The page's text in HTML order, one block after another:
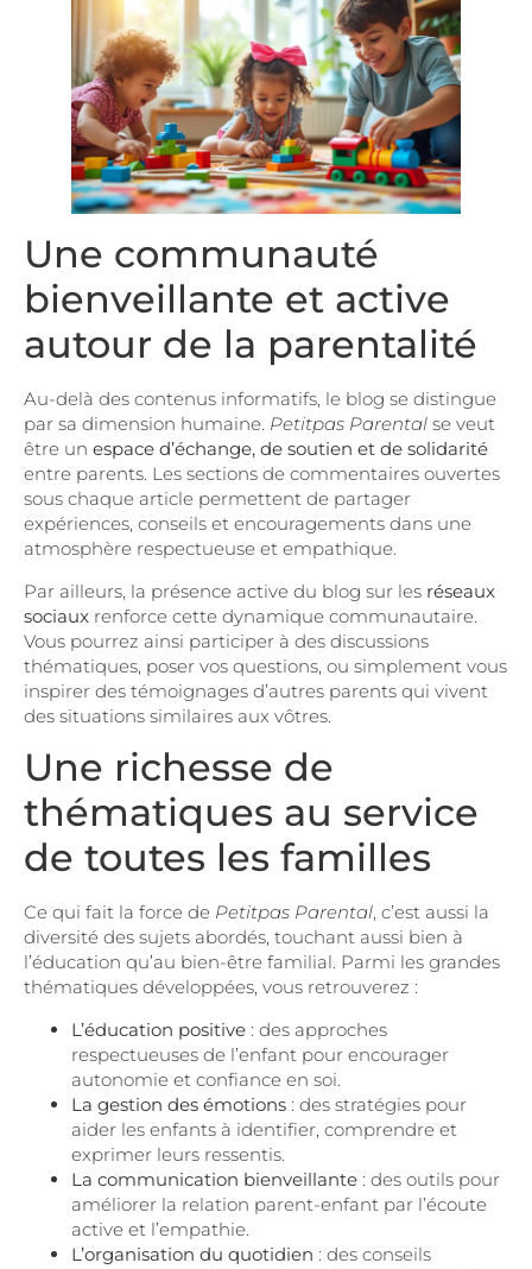
Une communauté
bienveillante et active
autour de la parentalité
Au-delà des contenus informatifs, le blog se distingue
par sa dimension humaine. Petitpas Parental se veut
être un espace d’échange, de soutien et de solidarité
entre parents. Les sections de commentaires ouvertes
sous chaque article permettent de partager
expériences, conseils et encouragements dans une
atmosphère respectueuse et empathique.
Par ailleurs, la présence active du blog sur les réseaux
sociaux renforce cette dynamique communautaire.
Vous pourrez ainsi participer à des discussions
thématiques, poser vos questions, ou simplement vous
inspirer des témoignages d’autres parents qui vivent
des situations similaires aux vôtres.
Une richesse de
thématiques au service
de toutes les familles
Ce qui fait la force de Petitpas Parental, c’est aussi la
diversité des sujets abordés, touchant aussi bien à
l’éducation qu’au bien-être familial. Parmi les grandes
thématiques développées, vous retrouverez :
L’éducation positive : des approches
respectueuses de l’enfant pour encourager
autonomie et confiance en soi.
La gestion des émotions : des stratégies pour
aider les enfants à identifier, comprendre et
exprimer leurs ressentis.
La communication bienveillante : des outils pour
améliorer la relation parent-enfant par l’écoute
active et l’empathie.
L’organisation du quotidien : des conseils